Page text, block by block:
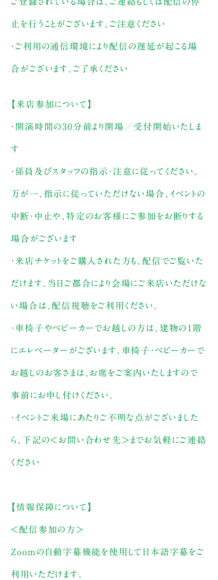
止を行うことがございます。ご注意ください
・ご利用の通信環境により配信の遅延が起こる場
合がございます。ご了承ください
【来店参加について】
・開演時間の30分前より開場／受付開始いたしま
す
・係員及びスタッフの指示・注意に従ってください。
万が一、指示に従っていただけない場合、イベントの
中断・中止や、特定のお客様にご参加をお断りする
場合がございます
・来店チケットをご購入された方も、配信でご覧いた
だけます。当日ご都合により会場にご来店いただけな
い場合は、配信視聴をご利用ください。
・車椅子やベビーカーでお越しの方は、建物の1階
にエレベーターがございます。車椅子・ベビーカーで
お越しのお客さまは、お席をご案内いたしますので
事前にお申し付けください。
・イベントご来場にあたりご不明な点がございました
ら、下記の＜お問い合わせ先＞までお気軽にご連絡
ください
【情報保障について】
＜配信参加の方＞
Zoomの自動字幕機能を使用して日本語字幕をご
利用いただけます。